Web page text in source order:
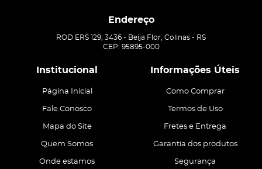
Endereço
ROD ERS 129, 3436 - Beija Flor, Colinas - RS
CEP: 95895-000
Institucional
Página Inicial
Fale Conosco
Mapa do Site
Quem Somos
Onde estamos
Informações Úteis
Como Comprar
Termos de Uso
Fretes e Entrega
Garantia dos produtos
Segurança